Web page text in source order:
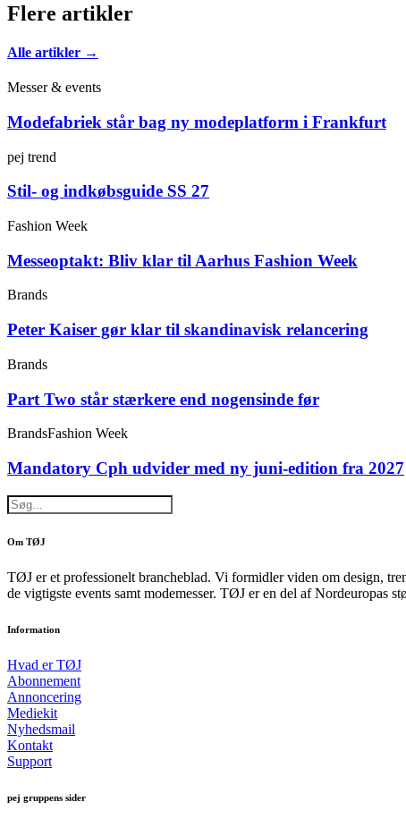
Flere artikler
Alle artikler →
Messer & events
Modefabriek står bag ny modeplatform i Frankfurt
pej trend
Stil- og indkøbsguide SS 27
Fashion Week
Messeoptakt: Bliv klar til Aarhus Fashion Week
Brands
Peter Kaiser gør klar til skandinavisk relancering
Brands
Part Two står stærkere end nogensinde før
BrandsFashion Week
Mandatory Cph udvider med ny juni-edition fra 2027
Om TØJ
TØJ er et professionelt brancheblad. Vi formidler viden om design,
de vigtigste events samt modemesser. TØJ er en del af Nordeuropas
Information
Hvad er TØJ
Abonnement
Annoncering
Mediekit
Nyhedsmail
Kontakt
Support
pej gruppens sider